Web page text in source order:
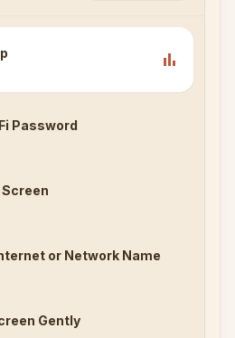
bar_chart
Password
or Network Name
Gently